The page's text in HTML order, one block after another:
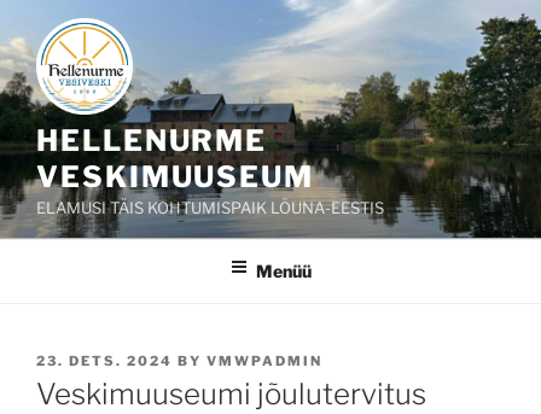
sisu
juurde
HELLENURME
VESKIMUUSEUM
ELAMUSI TÄIS KOHTUMISPAIK LÕUNA-EESTIS
Menüü
POSTED
ON
23. DETS. 2024 BY VMWPADMIN
Veskimuuseumi jõulutervitus